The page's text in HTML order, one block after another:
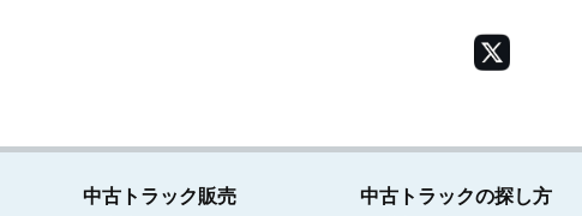
中古トラック販売
中古トラックの探し方